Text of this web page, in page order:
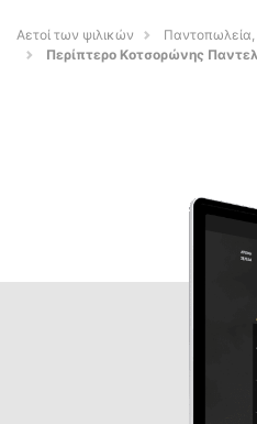
Αετοί των ψιλικών
Παντοπωλεία,
Περίπτερο Κοτσορώνης